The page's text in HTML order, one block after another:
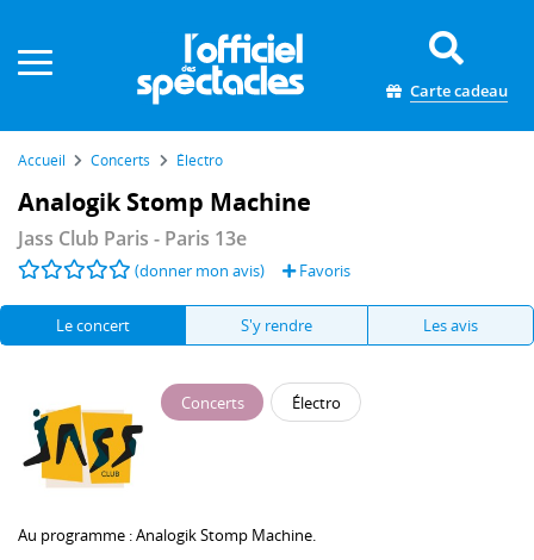
Carte cadeau
Accueil Concerts Électro
Analogik Stomp Machine
Jass Club Paris - Paris 13e
(donner mon avis) Favoris
Le concert S'y rendre Les avis
Concerts Électro
Au programme :Analogik Stomp Machine